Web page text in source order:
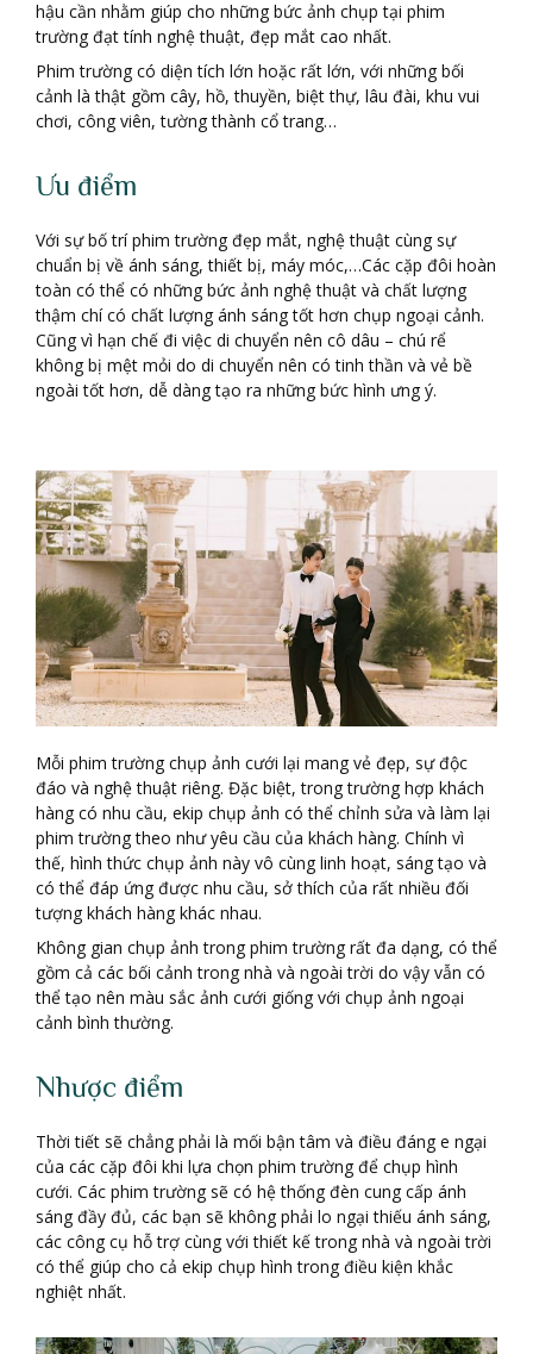
hậu cần nhằm giúp cho những bức ảnh chụp tại phim
trường đạt tính nghệ thuật, đẹp mắt cao nhất.
Phim trường có diện tích lớn hoặc rất lớn, với những bối
cảnh là thật gồm cây, hồ, thuyền, biệt thự, lâu đài, khu vui
chơi, công viên, tường thành cổ trang…
Ưu điểm
Với sự bố trí phim trường đẹp mắt, nghệ thuật cùng sự
chuẩn bị về ánh sáng, thiết bị, máy móc,…Các cặp đôi hoàn
toàn có thể có những bức ảnh nghệ thuật và chất lượng
thậm chí có chất lượng ánh sáng tốt hơn chụp ngoại cảnh.
Cũng vì hạn chế đi việc di chuyển nên cô dâu – chú rể
không bị mệt mỏi do di chuyển nên có tinh thần và vẻ bề
ngoài tốt hơn, dễ dàng tạo ra những bức hình ưng ý.
Mỗi phim trường chụp ảnh cưới lại mang vẻ đẹp, sự độc
đáo và nghệ thuật riêng. Đặc biệt, trong trường hợp khách
hàng có nhu cầu, ekip chụp ảnh có thể chỉnh sửa và làm lại
phim trường theo như yêu cầu của khách hàng. Chính vì
thế, hình thức chụp ảnh này vô cùng linh hoạt, sáng tạo và
có thể đáp ứng được nhu cầu, sở thích của rất nhiều đối
tượng khách hàng khác nhau.
Không gian chụp ảnh trong phim trường rất đa dạng, có thể
gồm cả các bối cảnh trong nhà và ngoài trời do vậy vẫn có
thể tạo nên màu sắc ảnh cưới giống với chụp ảnh ngoại
cảnh bình thường.
Nhược điểm
Thời tiết sẽ chẳng phải là mối bận tâm và điều đáng e ngại
của các cặp đôi khi lựa chọn phim trường để chụp hình
cưới. Các phim trường sẽ có hệ thống đèn cung cấp ánh
sáng đầy đủ, các bạn sẽ không phải lo ngại thiếu ánh sáng,
các công cụ hỗ trợ cùng với thiết kế trong nhà và ngoài trời
có thể giúp cho cả ekip chụp hình trong điều kiện khắc
nghiệt nhất.